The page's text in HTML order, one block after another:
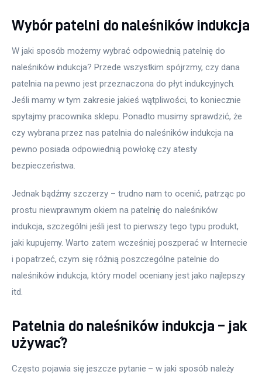
Wybór patelni do naleśników indukcja
W jaki sposób możemy wybrać odpowiednią patelnię do
naleśników indukcja? Przede wszystkim spójrzmy, czy dana
patelnia na pewno jest przeznaczona do płyt indukcyjnych.
Jeśli mamy w tym zakresie jakieś wątpliwości, to koniecznie
spytajmy pracownika sklepu. Ponadto musimy sprawdzić, że
czy wybrana przez nas patelnia do naleśników indukcja na
pewno posiada odpowiednią powłokę czy atesty
bezpieczeństwa.
Jednak bądźmy szczerzy – trudno nam to ocenić, patrząc po
prostu niewprawnym okiem na patelnię do naleśników
indukcja, szczególni jeśli jest to pierwszy tego typu produkt,
jaki kupujemy. Warto zatem wcześniej poszperać w Internecie
i popatrzeć, czym się różnią poszczególne patelnie do
naleśników indukcja, który model oceniany jest jako najlepszy
itd.
Patelnia do naleśników indukcja – jak
używać?
Często pojawia się jeszcze pytanie – w jaki sposób należy